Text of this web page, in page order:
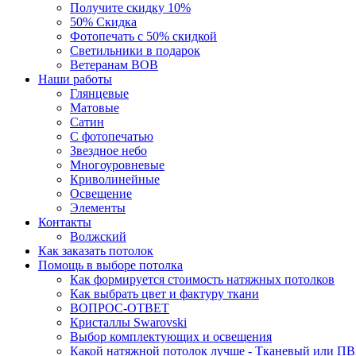
Получите скидку 10%
50% Скидка
Фотопечать с 50% скидкой
Светильники в подарок
Ветеранам ВОВ
Наши работы
Глянцевые
Матовые
Сатин
С фотопечатью
Звездное небо
Многоуровневые
Криволинейные
Освещение
Элементы
Контакты
Волжский
Как заказать потолок
Помощь в выборе потолка
Как формируется стоимость натяжных потолков
Как выбрать цвет и фактуру ткани
ВОПРОС-ОТВЕТ
Кристаллы Swarovski
Выбор комплектующих и освещения
Какой натяжной потолок лучше - Тканевый или